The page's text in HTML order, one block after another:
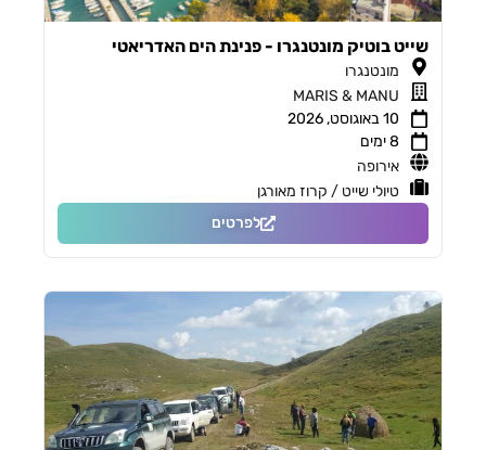
שייט בוטיק מונטנגרו - פנינת הים האדריאטי
מונטנגרו
MARIS & MANU
10 באוגוסט, 2026
8 ימים
אירופה
טיולי שייט / קרוז מאורגן
לפרטים